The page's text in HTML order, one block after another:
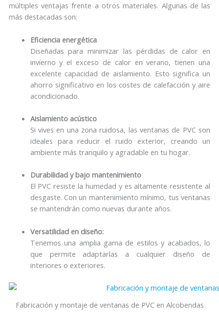
múltiples ventajas frente a otros materiales. Algunas de las
más destacadas son:
Eficiencia energética
Diseñadas para minimizar las pérdidas de calor en
invierno y el exceso de calor en verano, tienen una
excelente capacidad de aislamiento. Esto significa un
ahorro significativo en los costes de calefacción y aire
acondicionado.
Aislamiento acústico
Si vives en una zona ruidosa, las ventanas de PVC son
ideales para reducir el ruido exterior, creando un
ambiente más tranquilo y agradable en tu hogar.
Durabilidad y bajo mantenimiento
El PVC resiste la humedad y es altamente resistente al
desgaste. Con un mantenimiento mínimo, tus ventanas
se mantendrán como nuevas durante años.
Versatilidad en diseño:
Tenemos una amplia gama de estilos y acabados, lo
que permite adaptarlas a cualquier diseño de
interiores o exteriores.
Fabricación y montaje de ventanas de PVC en Alcobendas